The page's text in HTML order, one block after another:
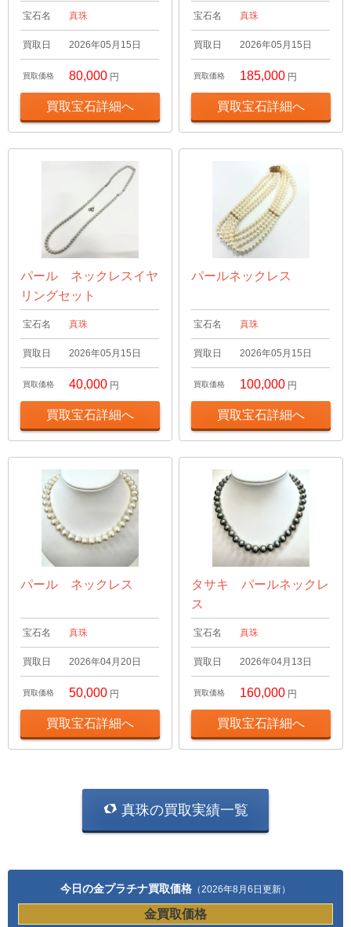
宝石名 真珠
買取日 2026年05月15日
買取価格 80,000 円
買取宝石詳細へ
宝石名 真珠
買取日 2026年05月15日
買取価格 185,000 円
買取宝石詳細へ
パール ネックレスイヤ
リングセット
宝石名 真珠
買取日 2026年05月15日
買取価格 40,000 円
買取宝石詳細へ
パールネックレス
宝石名 真珠
買取日 2026年05月15日
買取価格 100,000 円
買取宝石詳細へ
パール ネックレス
宝石名 真珠
買取日 2026年04月20日
買取価格 50,000 円
買取宝石詳細へ
タサキ パールネックレ
ス
宝石名 真珠
買取日 2026年04月13日
買取価格 160,000 円
買取宝石詳細へ
真珠の買取実績一覧
今日の金プラチナ買取価格 （2026年8月6日更新）
金買取価格